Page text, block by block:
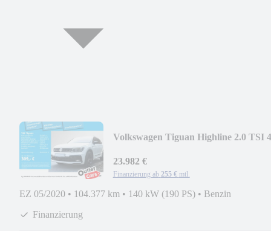
Volkswagen Tiguan Highline 2.0 TSI 4
23.982 €
Finanzierung ab 255 € mtl.
EZ 05/2020 • 104.377 km • 140 kW (190 PS) • Benzin
Finanzierung